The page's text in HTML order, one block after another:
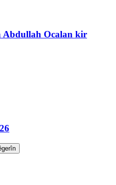
Abdullah Ocalan kir